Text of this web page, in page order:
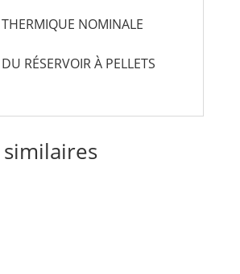
THER­MIQUE NOM­I­NALE
RÉSER­VOIR À PEL­LETS